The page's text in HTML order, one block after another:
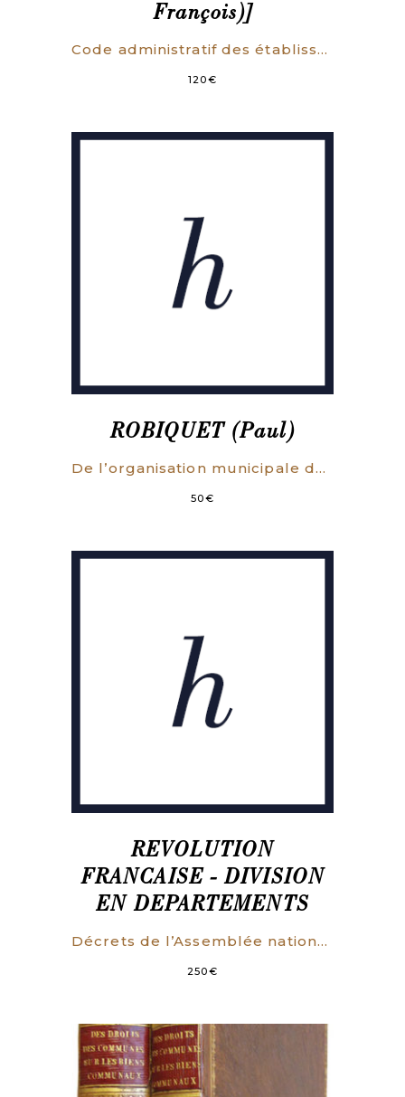
François)]
Code administratif des établissemens de bienfaisance, ou Recueil complet des lois, arrêtés et règlemens en vigueur en Belgique, concernant les hospices, les bureaux de bienfaisance, les monts-de-piété, le régime des enfans trouvés, les insensés, les indigens en général, les dépôts de mendicité, les colonies agricoles et l’hospice royal de Messines ; précédé d’une table chronologique, et suivi d’une table générale des matières et d’un catalogue des principaux ouvrages publiés sur les institutions de charité. Recueil approuvé par le gouvernement (…).
120€
ROBIQUET (Paul)
De l’organisation municipale de Paris sous l’Ancien régime.
50€
REVOLUTION
FRANCAISE - DIVISION
EN DEPARTEMENTS
Décrets de l’Assemblée nationale concernant la division du Royaume en quatre-vingt-trois départemens.
250€